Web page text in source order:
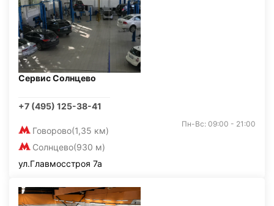
Сервис Солнцево
+7 (495) 125-38-41
Говорово(1,35 км)
Солнцево(930 м)
Пн-Вс: 09:00 - 21:00
ул.Главмосстроя 7а